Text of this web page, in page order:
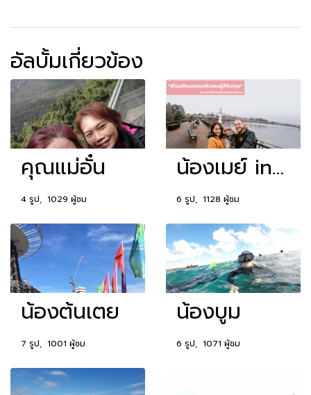
อัลบั้มเกี่ยวข้อง
คุณแม่อั๋น
4 รูป, 1029 ผู้ชม
น้องเมย์ in UK
6 รูป, 1128 ผู้ชม
น้องต้นเตย
7 รูป, 1001 ผู้ชม
น้องบูม
6 รูป, 1071 ผู้ชม